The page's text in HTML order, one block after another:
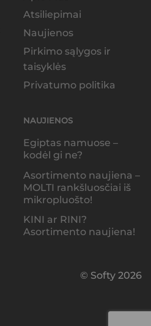
Atsiliepimai
Naujienos
Pirkimo sąlygos ir
taisyklės
Privatumo politika
NAUJIENOS
Egiptas namuose –
kodėl gi ne?
Asortimento naujiena –
MOLTI rankšluosčiai iš
mikropluošto!
KINI ar RINI?
Asortimento naujiena!
© Softy 2026